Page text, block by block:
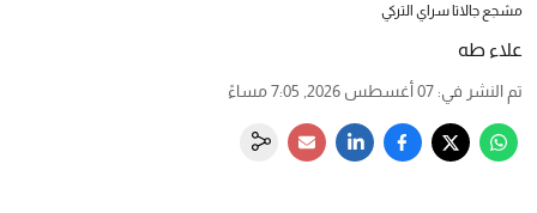
مشجع جالاتا سراي التركي
علاء طه
تم النشر في: 07 أغسطس 2026, 7:05 مساءً